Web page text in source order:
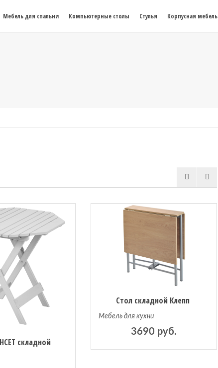
Мебель для спальни Компьютерные столы Стулья Корпусная мебель
складной
Стол складной Клепп
Мебель для кухни
3690 руб.